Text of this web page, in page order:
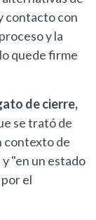
contacto con
y la
quede firme
de cierre,
se trató de
contexto de
"en un estado
el